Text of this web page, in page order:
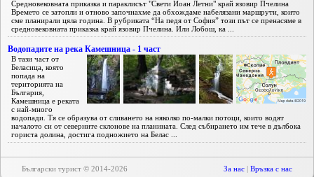
Средновековната приказка и параклисът "Свети Йоан Летни" край язовир Пчелина
Времето се затопли и отново започнахме да обхождаме набелязани маршрути, които
сме планирали цяла година. В рубриката “На педя от София” този път се пренасяме в
средновековната приказка край язовир Пчелина. Или Лобош, ка ...
Водопадите на река Камешница - 1 част
В тази част от
Беласица, която
попада на
територията на
България,
Камешница е реката
с най-много
водопади. Тя се образува от сливането на няколко по-малки потоци, които водят
началото си от северните склонове на планината. След събирането им тече в дълбока
гориста долина, достига подножието на Белас ...
Български турист © 2014-2026 За нас | Връзка с нас